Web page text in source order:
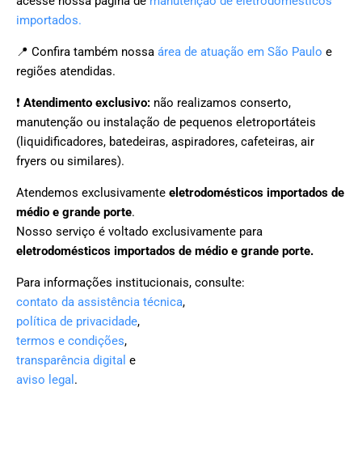
importados.
📍 Confira também nossa área de atuação em São Paulo e
regiões atendidas.
❗ Atendimento exclusivo: não realizamos conserto,
manutenção ou instalação de pequenos eletroportáteis
(liquidificadores, batedeiras, aspiradores, cafeteiras, air
fryers ou similares).
Atendemos exclusivamente eletrodomésticos importados de
médio e grande porte.
Nosso serviço é voltado exclusivamente para
eletrodomésticos importados de médio e grande porte.
Para informações institucionais, consulte:
contato da assistência técnica,
política de privacidade,
termos e condições,
transparência digital e
aviso legal .